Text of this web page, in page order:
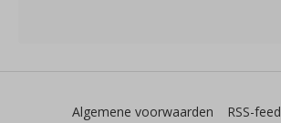
Algemene voorwaarden RSS-feed